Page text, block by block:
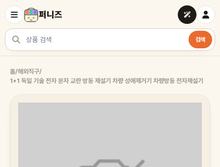
퍼니즈
상품 검색
검색
홈/해외직구/
1+1 독일 기술 전자 분자 교란 방동 제설기 차량 성에제거기 차량방동 전자제설기